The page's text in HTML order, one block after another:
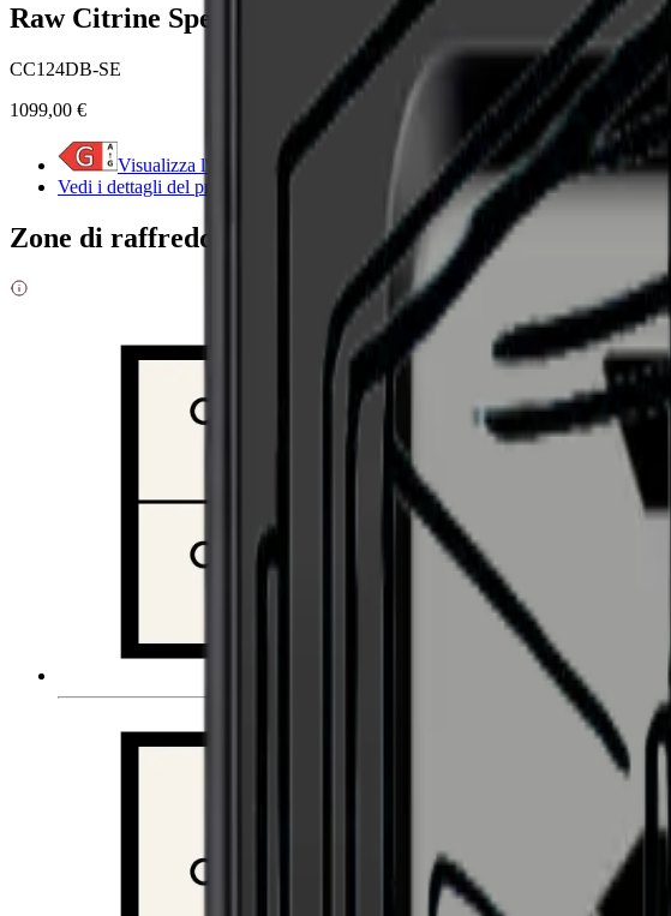
Raw Citrine Special Edition – 49 bottiglie – 2 zone –
CC124DB-SE
1099,00 €
Visualizza l\'etichetta energetica
Vedi i dettagli del prodotto
Zone di raffreddamento